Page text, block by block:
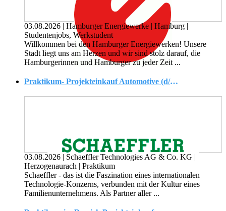
03.08.2026 | Hamburger Energiewerke | Hamburg |
Studentenjobs, Werkstudent
Willkommen bei den Hamburger Energiewerken! Unsere
Stadt liegt uns am Herzen und wir sind stolz darauf, die
Hamburgerinnen und Hamburger zu jeder Zeit ...
Praktikum- Projekteinkauf Automotive (d/m/w)
03.08.2026 | Schaeffler Technologies AG & Co. KG |
Herzogenaurach | Praktikum
Schaeffler - das ist die Faszination eines internationalen
Technologie-Konzerns, verbunden mit der Kultur eines
Familienunternehmens. Als Partner aller ...